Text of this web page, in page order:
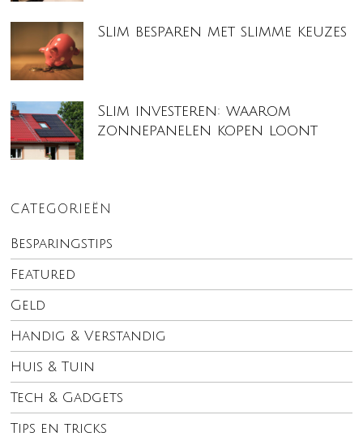
Slim besparen met slimme keuzes
Slim investeren: waarom
zonnepanelen kopen loont
CATEGORIEËN
Besparingstips
Featured
Geld
Handig & Verstandig
Huis & Tuin
Tech & Gadgets
Tips en tricks